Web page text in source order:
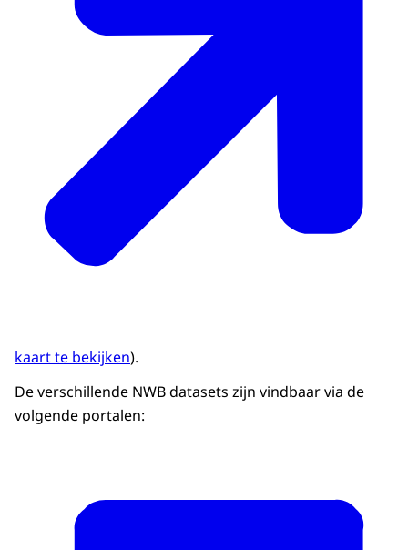
kaart te bekijken).
De verschillende NWB datasets zijn vindbaar via de
volgende portalen: